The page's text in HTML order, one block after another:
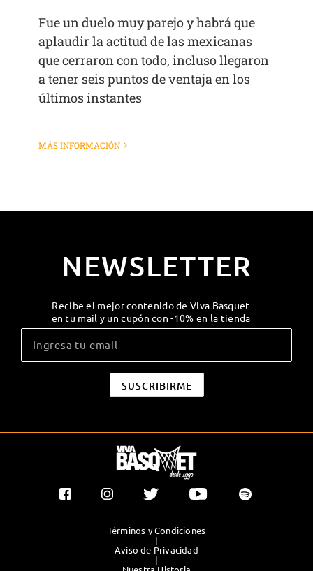
Fue un duelo muy parejo y habrá que
aplaudir la actitud de las mexicanas
que cerraron con todo, incluso llegaron
a tener seis puntos de ventaja en los
últimos instantes
MÁS INFORMACIÓN
NEWSLETTER
Recibe el mejor contenido de Viva Basquet
en tu mail y un cupón con -10% en la tienda
Términos y Condiciones
|
Aviso de Privacidad
|